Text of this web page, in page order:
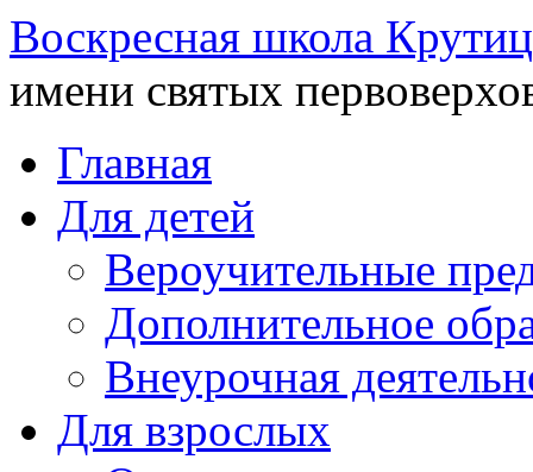
Воскресная школа
имени святых
Главная
Для детей
Вероучительные
Дополнительное
Внеурочная
Для взрослых